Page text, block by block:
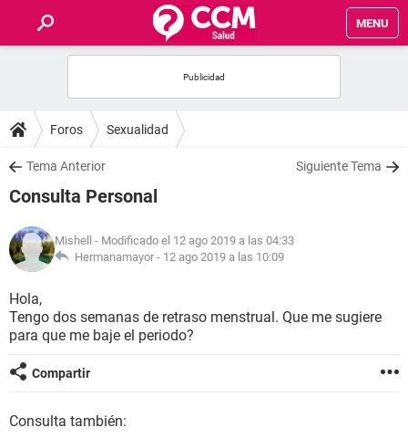
MENU
FOROS
SALUD
NUTRICIÓN
BIENESTAR
Foros Sexualidad
Tema Anterior Siguiente Tema
Consulta Personal
Mishell - Modificado el 12 ago 2019 a las 04:33
Hermanamayor - 12 ago 2019 a las 10:09
Hola,
Tengo dos semanas de retraso menstrual. Que me sugiere
para que me baje el periodo?
Compartir
Consulta también: